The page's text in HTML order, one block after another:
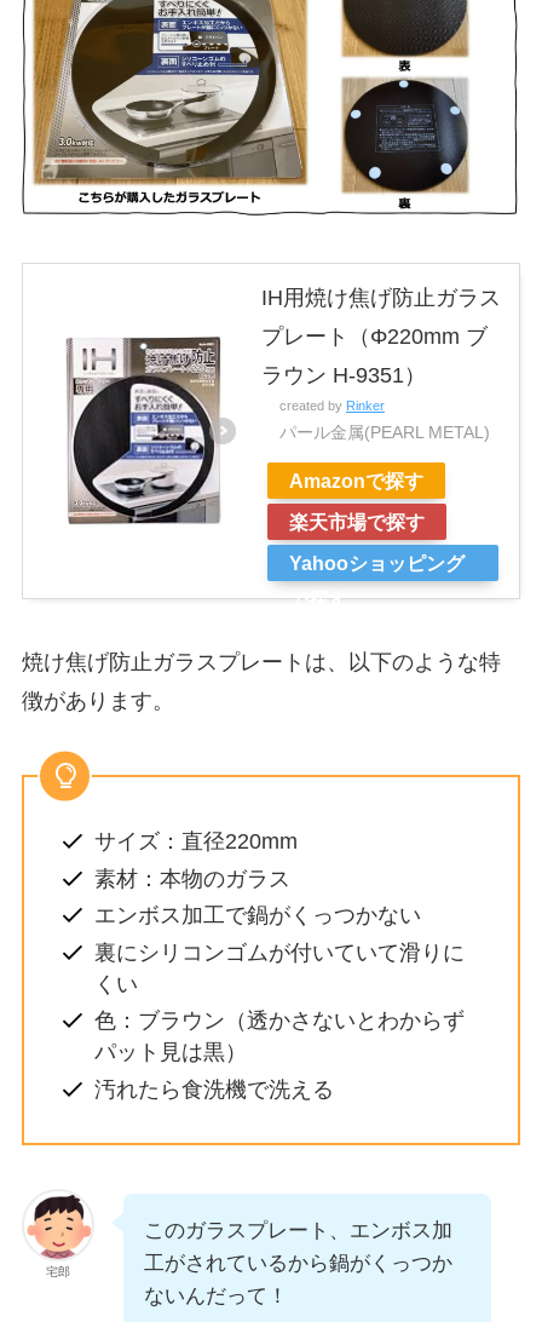
IH用焼け焦げ防止ガラス
プレート（Φ220mm ブ
ラウン H-9351）
created by Rinker
パール金属(PEARL METAL)
Amazonで探す
楽天市場で探す
Yahooショッピング
で探す
焼け焦げ防止ガラスプレートは、以下のような特
徴があります。
サイズ：直径220mm
素材：本物のガラス
エンボス加工で鍋がくっつかない
裏にシリコンゴムが付いていて滑りに
くい
色：ブラウン（透かさないとわからず
パット見は黒）
汚れたら食洗機で洗える
宅郎
このガラスプレート、エンボス加
工がされているから鍋がくっつか
ないんだって！